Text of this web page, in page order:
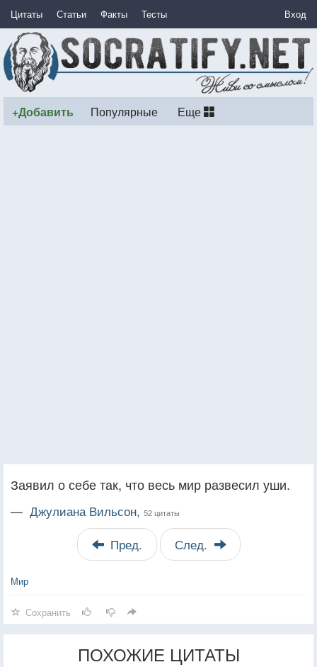
Цитаты Статьи Факты Тесты Вход
+Добавить Популярные Еще
Заявил о себе так, что весь мир развесил уши.
— Джулиана Вильсон, 52 цитаты
Пред. След.
Мир
Сохранить
ПОХОЖИЕ ЦИТАТЫ